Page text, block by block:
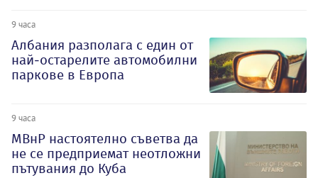
9 часа
Албания разполага с един от
най-остарелите автомобилни
паркове в Европа
9 часа
МВнР настоятелно съветва да
не се предприемат неотложни
пътувания до Куба